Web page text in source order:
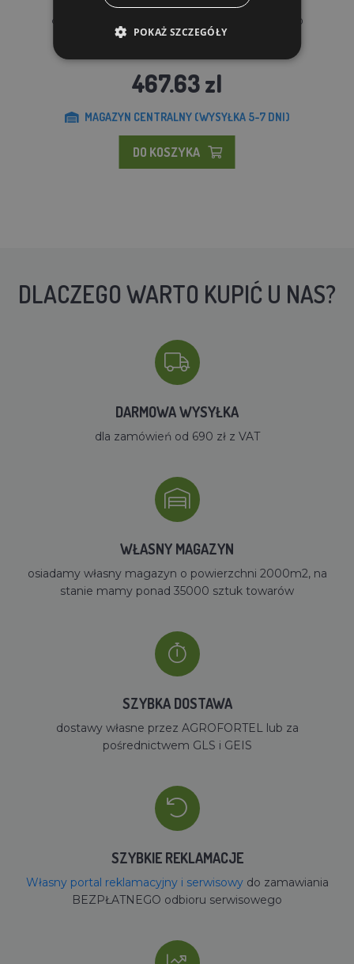
Generator ogrodzenia elektrycznego fencee power P40
467.63 zl
MAGAZYN CENTRALNY (WYSYŁKA 5-7 DNI)
DO KOSZYKA
DLACZEGO WARTO KUPIĆ U NAS?
DARMOWA WYSYŁKA
dla zamówień od 690 zł z VAT
WŁASNY MAGAZYN
osiadamy własny magazyn o powierzchni 2000m2, na
stanie mamy ponad 35000 sztuk towarów
SZYBKA DOSTAWA
dostawy własne przez AGROFORTEL lub za
pośrednictwem GLS i GEIS
SZYBKIE REKLAMACJE
Własny portal reklamacyjny i serwisowydo zamawiania
BEZPŁATNEGO odbioru serwisowego
POKAŻ SZCZEGÓŁY